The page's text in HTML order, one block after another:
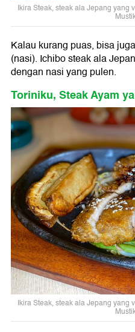
Ikira Steak, steak ala Jepang yang
Kalau kurang puas, bisa
(nasi). Ichibo steak ala
dengan nasi yang pulen.
Toriniku, Steak Ayam
Ikira Steak, steak ala Jepang yang